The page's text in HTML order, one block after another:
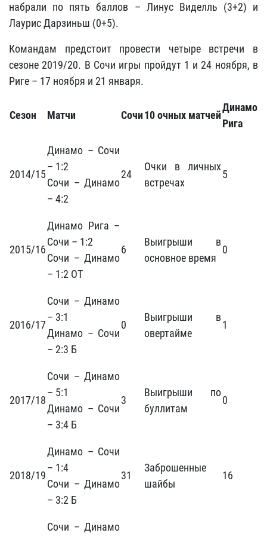
набрали по пять баллов – Линус Виделль (3+2) и
Лаурис Дарзиньш (0+5).
Командам предстоит провести четыре встречи в
сезоне 2019/20. В Сочи игры пройдут 1 и 24 ноября, в
Риге – 17 ноября и 21 января.
Сезон Матчи Сочи10 очных матчей
Динамо
Рига
2014/15
Динамо – Сочи
– 1:2
Сочи – Динамо
– 4:2
24
Очки в личных
встречах
5
2015/16
Динамо Рига –
Сочи – 1:2
Сочи – Динамо
– 1:2 ОТ
6
Выигрыши в
основное время
0
2016/17
Сочи – Динамо
– 3:1
Динамо – Сочи
– 2:3 Б
0
Выигрыши в
овертайме
1
2017/18
Сочи – Динамо
– 5:1
Динамо – Сочи
– 3:4 Б
3
Выигрыши по
буллитам
0
2018/19
Динамо – Сочи
– 1:4
Сочи – Динамо
– 3:2 Б
31
Заброшенные
шайбы
16
Сочи – Динамо